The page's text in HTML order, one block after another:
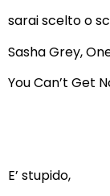
sarai scelto o
Sasha Grey,
You Can’t Get
E’ stupido,